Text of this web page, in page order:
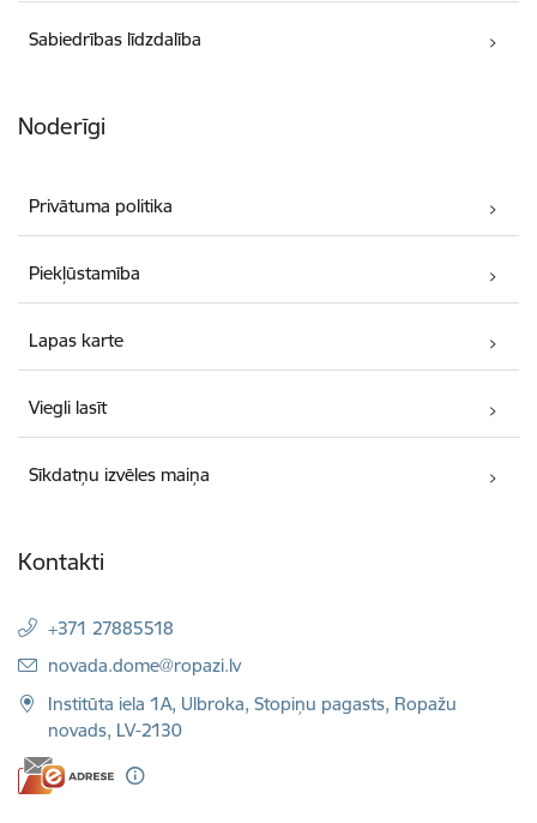
Sabiedrības līdzdalība
Noderīgi
Privātuma politika
Piekļūstamība
Lapas karte
Viegli lasīt
Sīkdatņu izvēles maiņa
Kontakti
+371 27885518
E-pasts:
novada.dome@ropazi.lv
Institūta iela 1A, Ulbroka, Stopiņu pagasts, Ropažu
novads, LV-2130